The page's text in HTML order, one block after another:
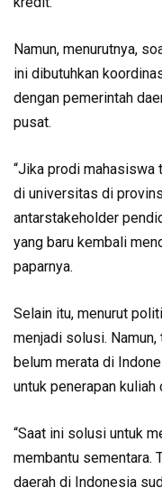
Namun, menurutnya,
ini dibutuhkan
dengan pemerintah
pusat.
“Jika prodi mahasiswa
di universitas di
antarstakeholder
yang baru kembali
paparnya.
Selain itu, menurut
menjadi solusi.
belum merata di
untuk penerapan kuliah
“Saat ini solusi untuk
membantu sementara.
daerah di Indonesia